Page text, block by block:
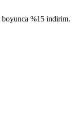
boyunca %15 indirim.